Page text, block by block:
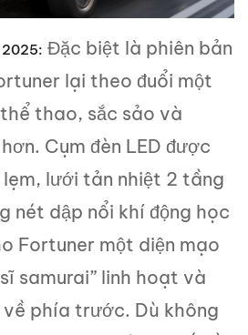
Đặc biệt là phiên bản
lại theo đuổi một
thao, sắc sảo và
Cụm đèn LED được
lưới tản nhiệt 2 tầng
nét dập nổi khí động học
Fortuner một diện mạo
samurai” linh hoạt và
về phía trước. Dù không